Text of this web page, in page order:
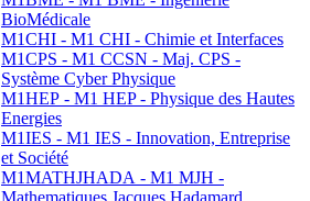
BioMédicale
M1CHI - M1 CHI - Chimie et Interfaces
M1CPS - M1 CCSN - Maj. CPS -
Système Cyber Physique
M1HEP - M1 HEP - Physique des Hautes
Energies
M1IES - M1 IES - Innovation, Entreprise
et Société
M1MATHJHADA - M1 MJH -
Mathematiques Jacques Hadamard